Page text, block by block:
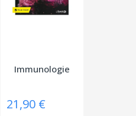
Immunologie
21,90 €